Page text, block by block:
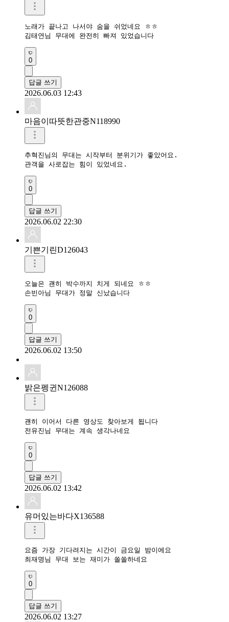
노래가 끝나고 나서야 숨을 쉬었네요 ㅎㅎ
김태연님 무대에 완전히 빠져 있었습니다
0
답글 쓰기
2026.06.03 12:43
마음이따뜻한관중N118990
추혁진님의 무대는 시작부터 분위기가 좋았어요.
관객을 사로잡는 힘이 있었네요.
0
답글 쓰기
2026.06.02 22:30
기쁜기린D126043
오늘은 괜히 박수까지 치게 되네요 ㅎㅎ
손빈아님 무대가 정말 신났습니다
0
답글 쓰기
2026.06.02 13:50
밝은펭귄N126088
괜히 이어서 다른 영상도 찾아보게 됩니다
전유진님 무대는 계속 생각나네요
0
답글 쓰기
2026.06.02 13:42
유머있는바다X136588
요즘 가장 기다려지는 시간이 금요일 밤이에요
최재명님 무대 보는 재미가 쏠쏠하네요
0
답글 쓰기
2026.06.02 13:27